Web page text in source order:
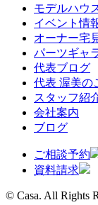
モデルハウ
イベント情
オーナー宅
パーツギャ
代表ブログ
代表 渥美の
スタッフ紹
会社案内
ブログ
ご相談予約
資料請求
© Casa. All Rights